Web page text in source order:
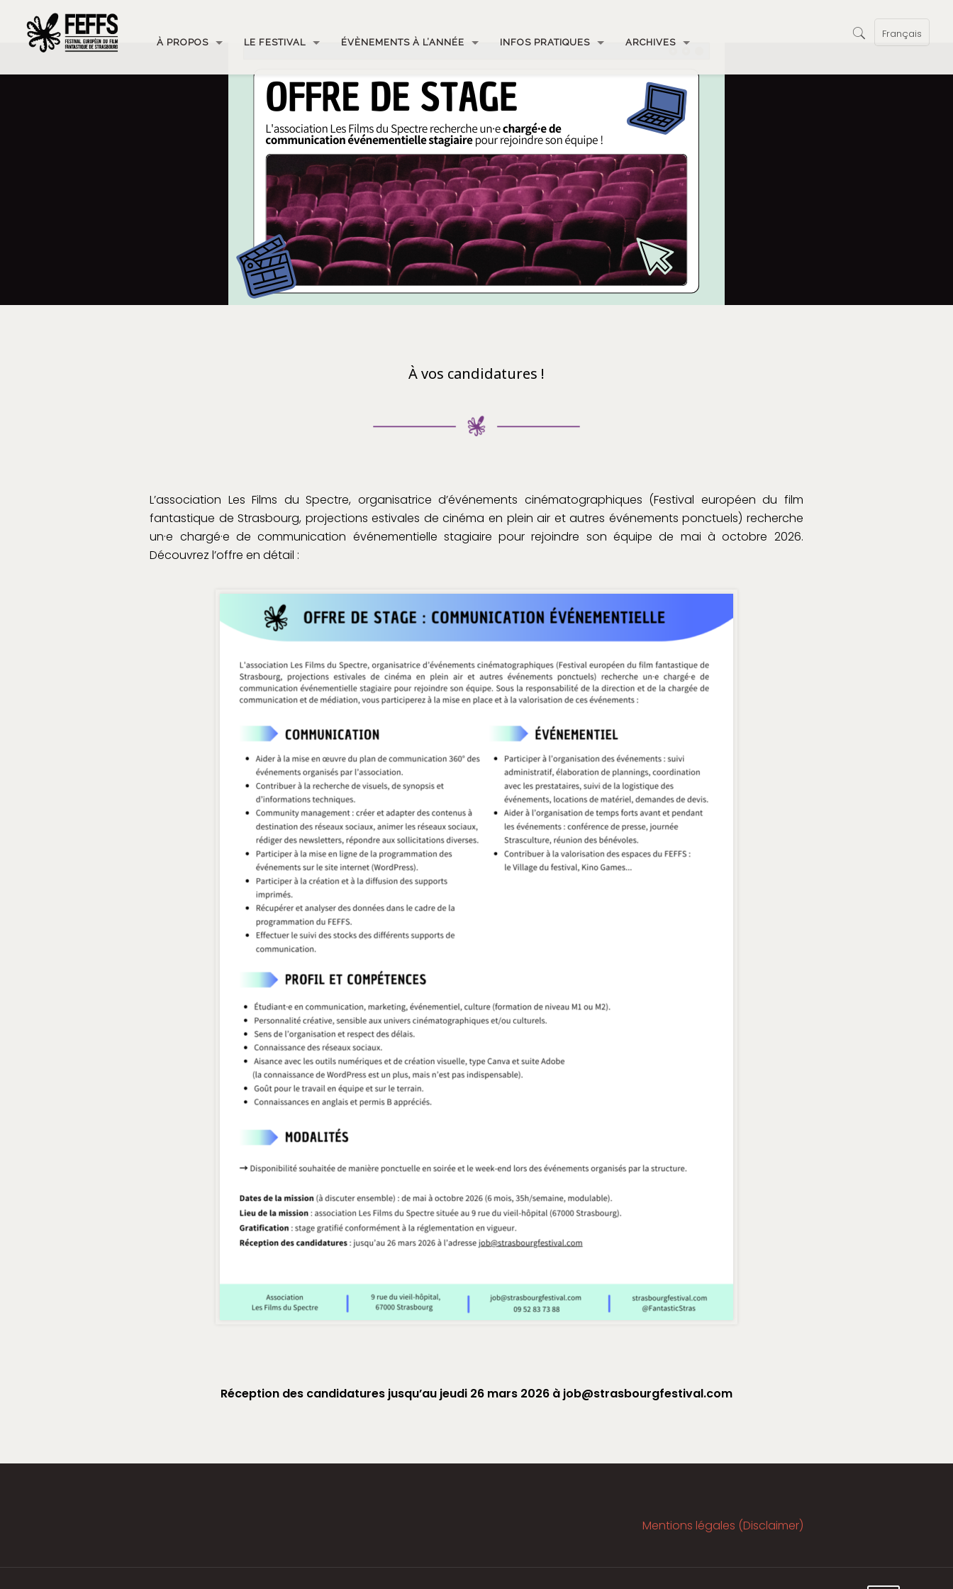
À PROPOS LE FESTIVAL ÉVÈNEMENTS À L’ANNÉE INFOS PRATIQUES ARCHIVES
Français
À vos candidatures !
L’association Les Films du Spectre, organisatrice d’événements cinématographiques (Festival européen du film
fantastique de Strasbourg, projections estivales de cinéma en plein air et autres événements ponctuels) recherche
un·e chargé·e de communication événementielle stagiaire pour rejoindre son équipe de mai à octobre 2026.
Découvrez l’offre en détail :
Réception des candidatures jusqu’au jeudi 26 mars 2026 à job@strasbourgfestival.com
Mentions légales (Disclaimer)